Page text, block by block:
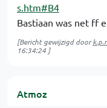
s.htm#B4
Bastiaan was net ff
[Bericht gewijzigd door
16:34:24 ]
Atmoz